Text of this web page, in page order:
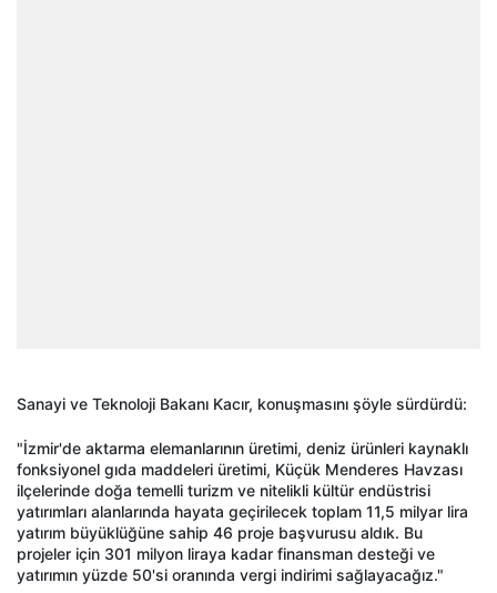
Sanayi ve Teknoloji Bakanı Kacır, konuşmasını şöyle sürdürdü:
"İzmir'de aktarma elemanlarının üretimi, deniz ürünleri kaynaklı
fonksiyonel gıda maddeleri üretimi, Küçük Menderes Havzası
ilçelerinde doğa temelli turizm ve nitelikli kültür endüstrisi
yatırımları alanlarında hayata geçirilecek toplam 11,5 milyar lira
yatırım büyüklüğüne sahip 46 proje başvurusu aldık. Bu
projeler için 301 milyon liraya kadar finansman desteği ve
yatırımın yüzde 50'si oranında vergi indirimi sağlayacağız."